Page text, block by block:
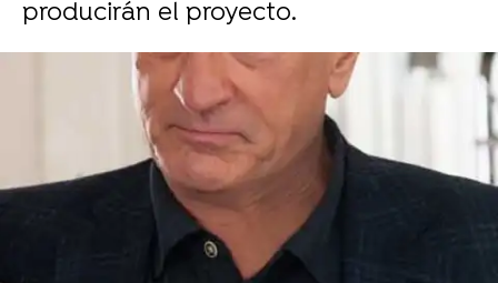
producirán el proyecto.
-